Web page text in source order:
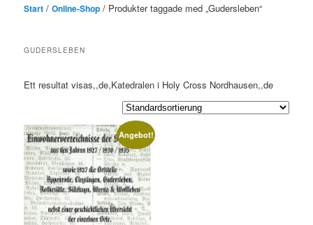
Start /Online-Shop / Produkter taggade med „Gudersleben“
GUDERSLEBEN
Ett resultat visas,,de,Katedralen i Holy Cross Nordhausen,,de
Angebot!